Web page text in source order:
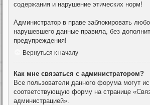
содержания и нарушение этических норм!
Администратор в праве заблокировать
нарушевшего данные правила, без
предупреждения!
Вернуться к началу
Как мне связаться с администратором?
Все пользователи данного форума могут
соответствующую форму на странице
администрацией».